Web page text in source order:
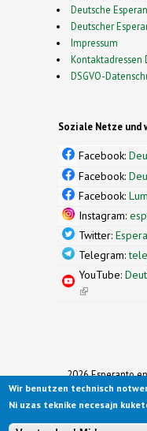
Deutsche
Deutscher
Impressum
Kontaktadressen
DSGVO-
Soziale Netze und
Facebook:
Facebook:
Facebook:
Instagram:
Twitter:
Telegram:
YouTube:
(link is external)
2026 Esperanto
Ported to Drupal
Wir benutzen technisch
Ni uzas teknike necesajn